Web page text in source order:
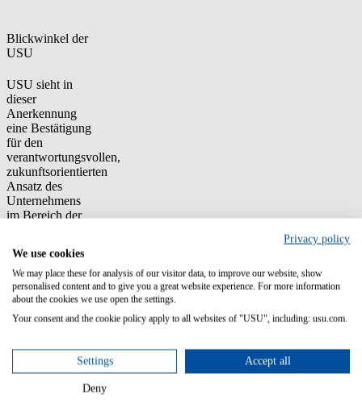
Blickwinkel der
USU
USU sieht in
dieser
Anerkennung
eine Bestätigung
für den
verantwortungsvollen,
zukunftsorientierten
Ansatz des
Unternehmens
im Bereich der
dass
Automatisierung
und Intelligenz
auf Vertrauen,
Compliance und
basieren.
von USU
konzentriert sich
Privacy policy
We use cookies
We may place these for analysis of our visitor data, to improve our website, show
personalised content and to give you a great website experience. For more information
about the cookies we use open the settings.
Your consent and the cookie policy apply to all websites of "USU", including: usu.com.
Settings Accept all
Deny